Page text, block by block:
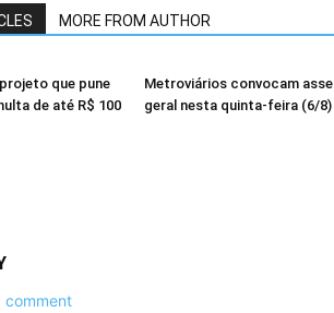
MORE FROM AUTHOR
projeto que pune
de até R$ 100
Metroviários convocam
geral nesta quinta-feira (6/8)
comment